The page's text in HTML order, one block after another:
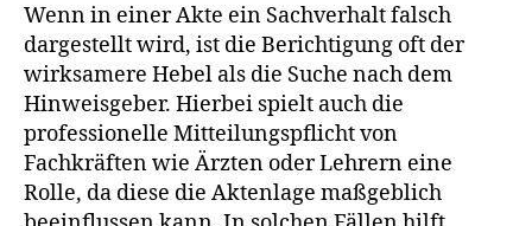
Wenn in einer Akte ein Sachverhalt falsch
dargestellt wird, ist die Berichtigung oft der
wirksamere Hebel als die Suche nach dem
Hinweisgeber. Hierbei spielt auch die
professionelle Mitteilungspflicht von
Fachkräften wie Ärzten oder Lehrern eine
Rolle, da diese die Aktenlage maßgeblich